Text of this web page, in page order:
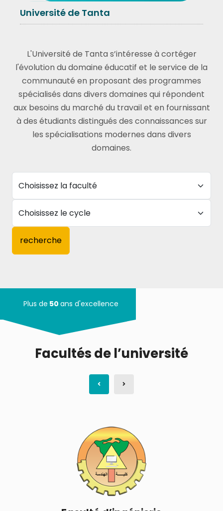
Université de Tanta
L'Université de Tanta s’intéresse à cortéger
l'évolution du domaine éducatif et le service de la
communauté en proposant des programmes
spécialisés dans divers domaines qui répondent
aux besoins du marché du travail et en fournissant
à des étudiants distingués des connaissances sur
les spécialisations modernes dans divers
domaines.
recherche
Plus de 50 ans d'excellence
Facultés de l’université